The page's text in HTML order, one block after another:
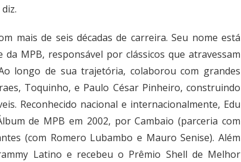
mais de seis décadas de carreira. Seu nome está
MPB, responsável por clássicos que atravessam
longo de sua trajetória, colaborou com grandes
Toquinho, e Paulo César Pinheiro, construindo
Reconhecido nacional e internacionalmente, Edu
de MPB em 2002, por Cambaio (parceria com
(com Romero Lubambo e Mauro Senise). Além
Latino e recebeu o Prêmio Shell de Melhor